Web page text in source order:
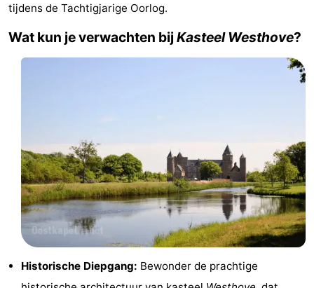
Bos
en
-
De
-
den
Haak
De
Bongerd
Westhove
Last
minutes
Strand
Zien
tijdens de Tachtigjarige Oorlog.
Wat kun je verwachten bij Kasteel Westhove?
Historische Diepgang: Bewonder de prachtige